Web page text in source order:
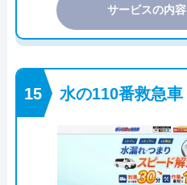
サービスの内
水の110番救急車